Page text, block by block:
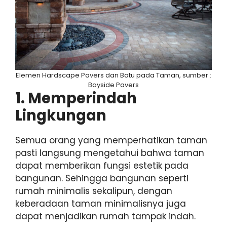
Elemen Hardscape Pavers dan Batu pada Taman, sumber :
Bayside Pavers
1. Memperindah
Lingkungan
Semua orang yang memperhatikan taman
pasti langsung mengetahui bahwa taman
dapat memberikan fungsi estetik pada
bangunan. Sehingga bangunan seperti
rumah minimalis sekalipun, dengan
keberadaan taman minimalisnya juga
dapat menjadikan rumah tampak indah.